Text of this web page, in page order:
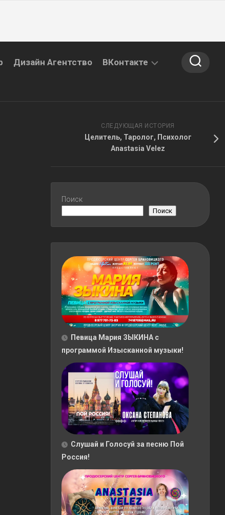
Дизайн Агентство ВКонтакте
СЛЕДУЮЩАЯ ИСТОРИЯ
Целитель, Таролог, Психолог
Anastasia Velez
Поиск
Поиск
Певица Мария ЗЫКИНА с
программой Изысканной музыки!
Слушай и Голосуй за песню Пой
Россия!